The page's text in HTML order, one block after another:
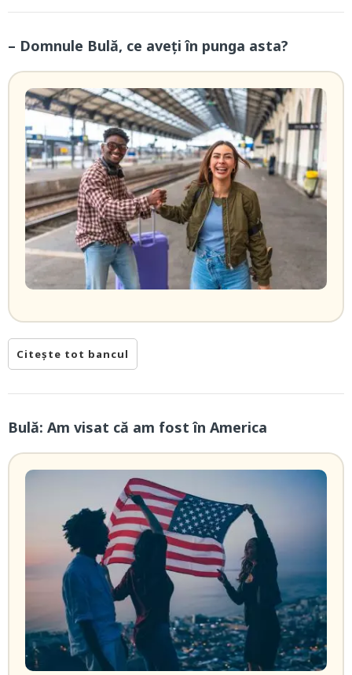
– Domnule Bulă, ce aveți în punga asta?
Citește tot bancul
Bulă: Am visat că am fost în America